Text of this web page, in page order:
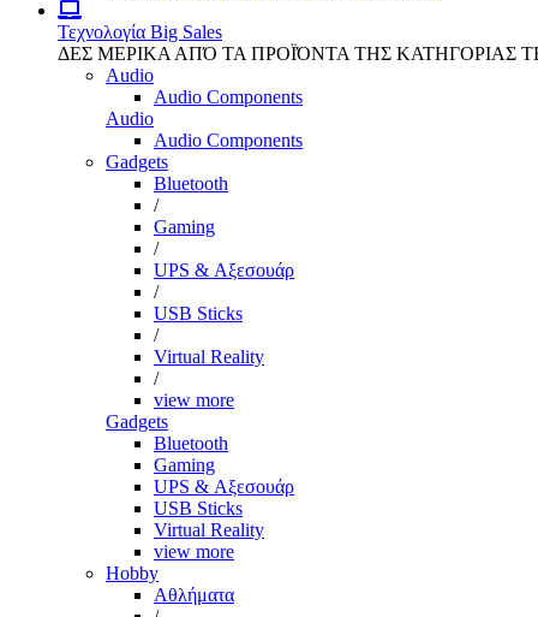
Τεχνολογία Big Sales
ΔΕΣ ΜΕΡΙΚΑ ΑΠΌ ΤΑ ΠΡΟΪΌΝΤΑ ΤΗΣ ΚΑΤΗΓΟΡΙΑΣ
Audio
Audio Components
Audio
Audio Components
Gadgets
Bluetooth
/
Gaming
/
UPS & Αξεσουάρ
/
USB Sticks
/
Virtual Reality
/
view more
Gadgets
Bluetooth
Gaming
UPS & Αξεσουάρ
USB Sticks
Virtual Reality
view more
Hobby
Αθλήματα